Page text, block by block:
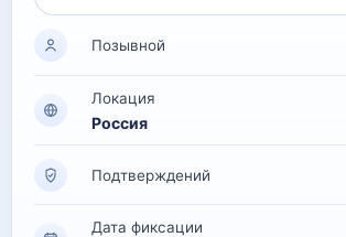
Позывной
Локация
Россия
Подтверждений
Дата фиксации